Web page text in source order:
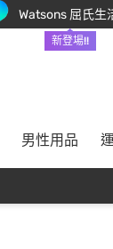
Watsons 屈氏生
新登場!!
男性用品